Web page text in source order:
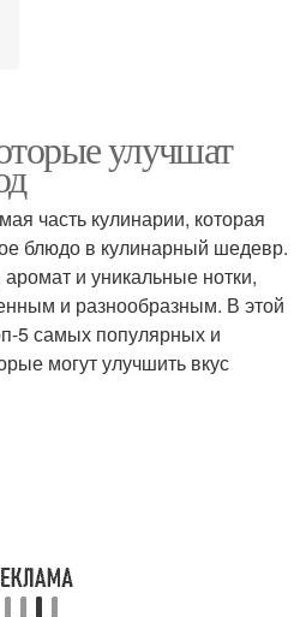
улучшат
часть кулинарии, которая
блюдо в кулинарный шедевр.
и уникальные нотки,
и разнообразным. В этой
5 самых популярных и
могут улучшить вкус